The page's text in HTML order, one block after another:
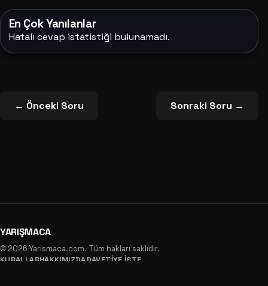
En Çok Yanılanlar
Hatalı cevap istatistiği bulunamadı.
← Önceki Soru Sonraki Soru →
YARIŞMACA
© 2026 Yarismaca.com. Tüm hakları saklıdır.
KURALLARHAKKIMIZDADAVETIYE İSTE